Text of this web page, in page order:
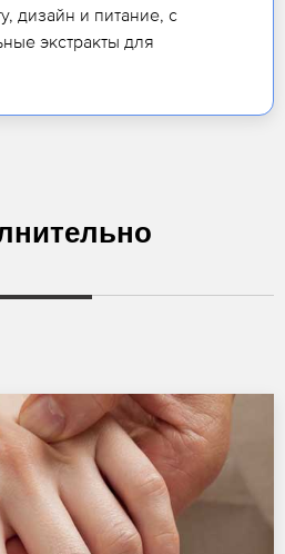
дизайн и питание, с
экстракты для